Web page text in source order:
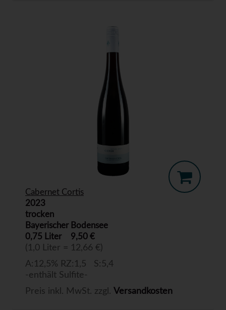
Cabernet Cortis
2023
trocken
Bayerischer Bodensee
0,75 Liter
9,50 €
(1,0 Liter = 12,66 €)
A:12,5% RZ:1,5 S:5,4
-enthält Sulfite-
Preis inkl. MwSt. zzgl. Versandkosten